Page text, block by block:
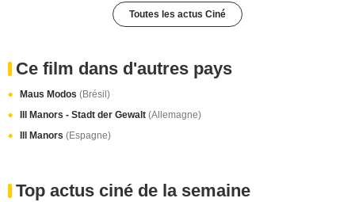
Toutes les actus Ciné
Ce film dans d'autres pays
Maus Modos (Brésil)
Ill Manors - Stadt der Gewalt (Allemagne)
Ill Manors (Espagne)
Top actus ciné de la semaine